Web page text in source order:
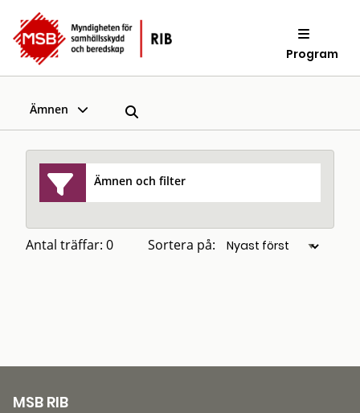
Program
Ämnen
Ämnen och filter
Antal träffar: 0 Sortera på:
MSB RIB